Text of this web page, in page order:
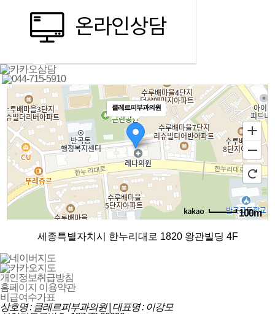
클레르피부과의원
100m
세종특별자치시 한누리대로 1820 왕관빌딩 4F
개인정보취급방침
홈페이지 이용약관
비급여수가표
상호명 : 클레르피부과의원 | 대표명 : 이강모